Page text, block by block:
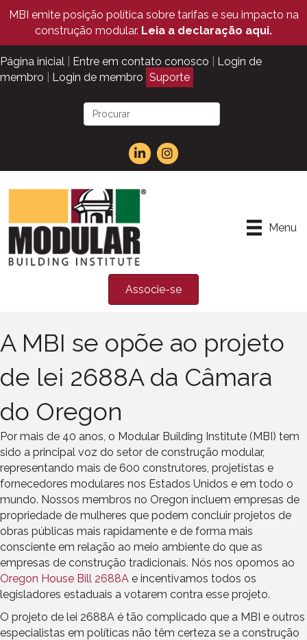
MBI emite posição política sobre tarifas e seu impacto na
construção modular. Leia a declaração aqui.
Página inicial Entre em contato conosco
Login de
membro
Login de membro Suporte
Menu
Associe-se
A MBI se opõe ao projeto
de lei 2688A da Câmara
do Oregon
Por mais de 40 anos, o Modular Building Institute (MBI) tem
sido a principal voz do setor de construção modular,
representando mais de 600 construtores, projetistas e
fornecedores modulares nos Estados Unidos e em todo o
mundo. Nossos membros no Oregon incluem empresas de
propriedade de mulheres que podem concluir projetos de
obras públicas mais rapidamente e de forma mais
consciente em relação ao meio ambiente do que as
empresas de construção tradicionais. Nós nos opomos ao
Oregon House Bill 2688A e incentivamos todos os
legisladores estaduais a votarem contra esse projeto.
O projeto de lei 2688A é tão complicado que a MBI e outros
especialistas em políticas não têm certeza se a construção